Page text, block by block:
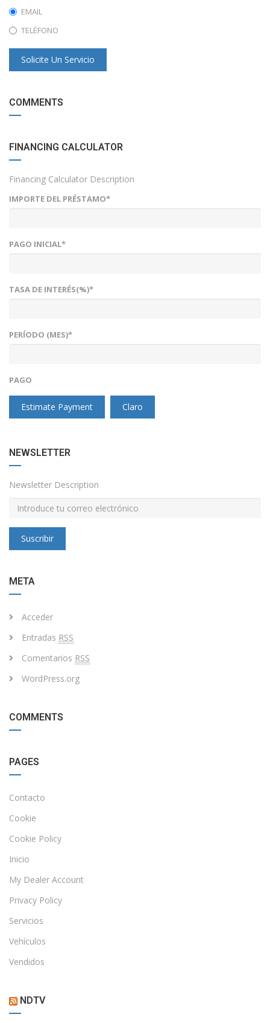
EMAIL
TELÉFONO
Solicite Un Servicio
COMMENTS
FINANCING CALCULATOR
Financing Calculator Description
IMPORTE DEL PRÉSTAMO*
PAGO INICIAL*
TASA DE INTERÉS(%)*
PERÍODO (MES)*
PAGO
Estimate Payment Claro
NEWSLETTER
Newsletter Description
Suscribir
META
Acceder
Entradas RSS
Comentarios RSS
WordPress.org
COMMENTS
PAGES
Contacto
Cookie
Cookie Policy
Inicio
My Dealer Account
Privacy Policy
Servicios
Vehículos
Vendidos
NDTV